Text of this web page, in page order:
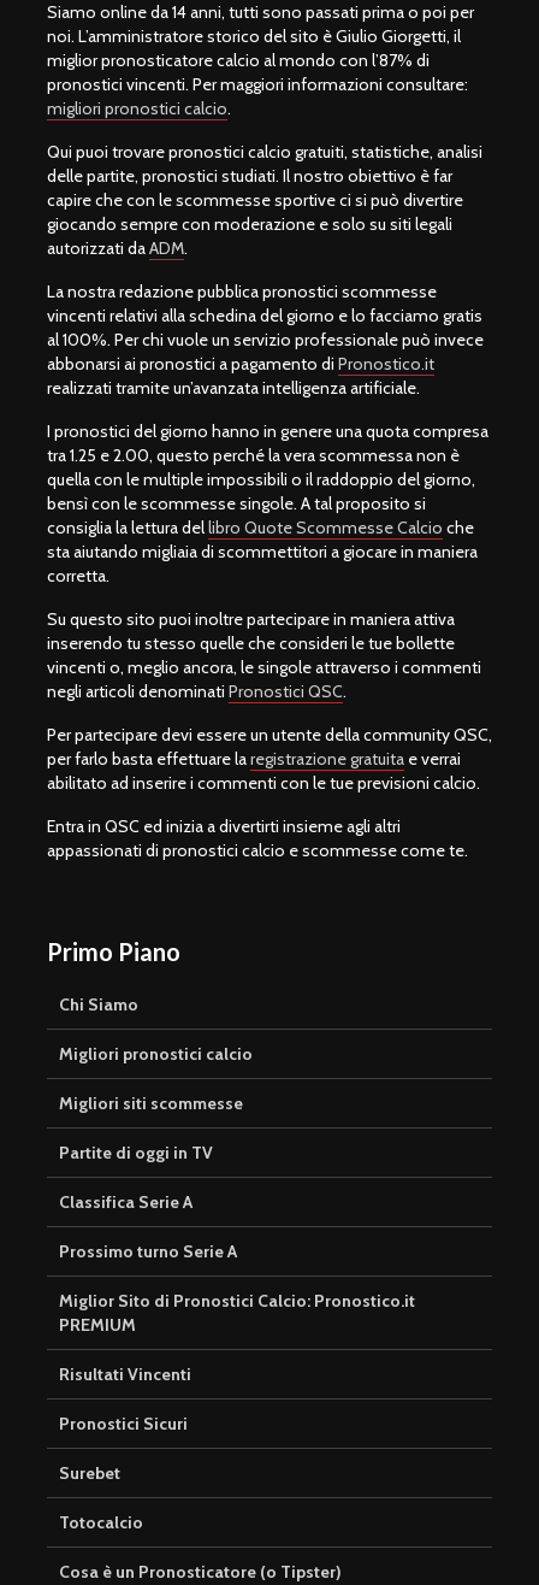
Siamo online da 14 anni, tutti sono passati prima o poi per
noi. L’amministratore storico del sito è Giulio Giorgetti, il
miglior pronosticatore calcio al mondo con l’87% di
pronostici vincenti. Per maggiori informazioni consultare:
migliori pronostici calcio.
Qui puoi trovare pronostici calcio gratuiti, statistiche, analisi
delle partite, pronostici studiati. Il nostro obiettivo è far
capire che con le scommesse sportive ci si può divertire
giocando sempre con moderazione e solo su siti legali
autorizzati daADM.
La nostra redazione pubblica pronostici scommesse
vincenti relativi alla schedina del giorno e lo facciamo gratis
al 100%. Per chi vuole un servizio professionale può invece
abbonarsi ai pronostici a pagamento di Pronostico.it
realizzati tramite un’avanzata intelligenza artificiale.
I pronostici del giorno hanno in genere una quota compresa
tra 1.25 e 2.00, questo perché la vera scommessa non è
quella con le multiple impossibili o il raddoppio del giorno,
bensì con le scommesse singole. A tal proposito si
consiglia la lettura dellibro Quote Scommesse Calcio che
sta aiutando migliaia di scommettitori a giocare in maniera
corretta.
Su questo sito puoi inoltre partecipare in maniera attiva
inserendo tu stesso quelle che consideri le tue bollette
vincenti o, meglio ancora, le singole attraverso i commenti
negli articoli denominati Pronostici QSC.
Per partecipare devi essere un utente della community QSC,
per farlo basta effettuare laregistrazione gratuita e verrai
abilitato ad inserire i commenti con le tue previsioni calcio.
Entra in QSC ed inizia a divertirti insieme agli altri
appassionati di pronostici calcio e scommesse come te.
Primo Piano
Chi Siamo
Migliori pronostici calcio
Migliori siti scommesse
Partite di oggi in TV
Classifica Serie A
Prossimo turno Serie A
Miglior Sito di Pronostici Calcio: Pronostico.it
PREMIUM
Risultati Vincenti
Pronostici Sicuri
Surebet
Totocalcio
Cosa è un Pronosticatore (o Tipster)